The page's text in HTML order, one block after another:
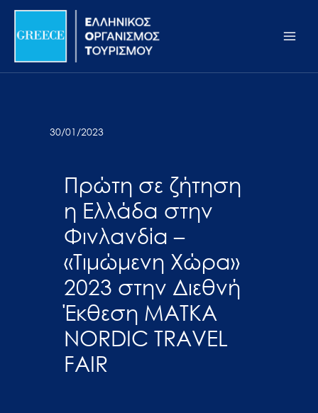
Σημείωση:
ιστότοπος
προσβασιμότητας.
Μετάβαση
περιεχόμενο
30/01/2023
Πρώτη σε ζήτηση
η Ελλάδα στην
Φινλανδία –
«Τιμώμενη Χώρα»
2023 στην Διεθνή
Έκθεση MATKA
NORDIC TRAVEL
FAIR